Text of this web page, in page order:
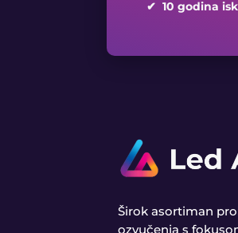
✔ 10 godina
Širok asortiman
ozvučenja s